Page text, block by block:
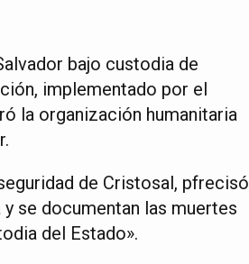
bajo custodia de
implementado por el
la organización humanitaria
de Cristosal, pfrecisó
se documentan las muertes
del Estado».